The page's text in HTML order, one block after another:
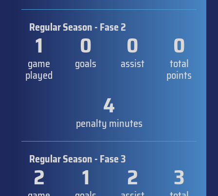
Regular Season - Fase 2
1
game
played
0
goals
0
assist
0
total
points
4
penalty minutes
Regular Season - Fase 3
2 1 2 3